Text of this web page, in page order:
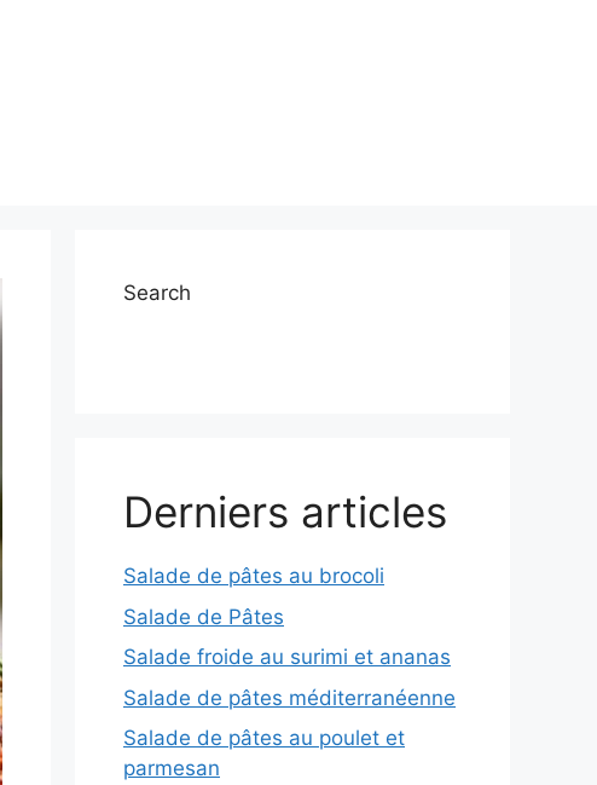
Search
Derniers articles
Salade de pâtes au brocoli
Salade de Pâtes
Salade froide au surimi et ananas
Salade de pâtes méditerranéenne
Salade de pâtes au poulet et
parmesan